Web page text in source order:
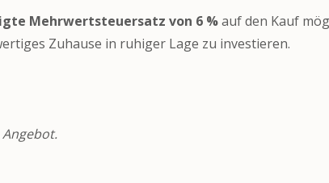
Mehrwertsteuersatz von 6 %auf den Kauf
Zuhause in ruhiger Lage zu investieren.